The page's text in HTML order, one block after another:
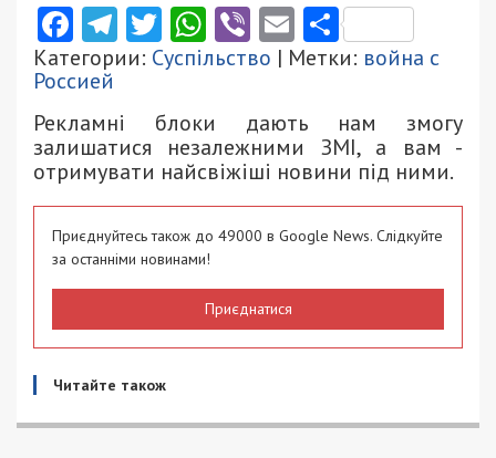
Facebook
Telegram
Twitter
WhatsApp
ViberEmail
Категории: Суспільство | Метки: война с
Россией
Рекламні блоки дають нам змогу
залишатися незалежними ЗМІ, а вам -
отримувати найсвіжіші новини під ними.
Приєднуйтесь також до 49000 в Google News. Слідкуйте
за останніми новинами!
Приєднатися
Читайте також